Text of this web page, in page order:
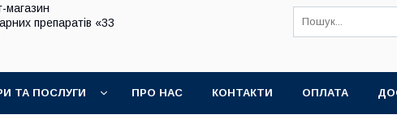
магазин
препаратів «33
ТА ПОСЛУГИ ПРО НАС КОНТАКТИ ОПЛАТА